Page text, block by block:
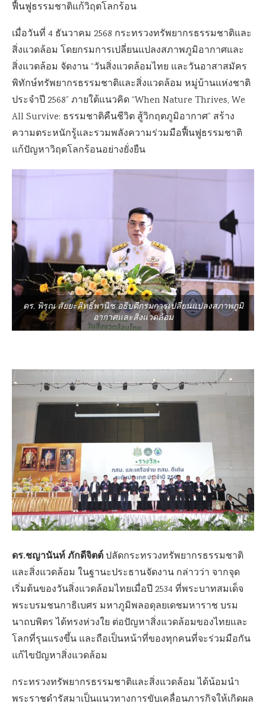
ฟื้นฟูธรรมชาติแก้วิฤตโลกร้อน
เมื่อวันที่ 4 ธันวาคม 2568 กระทรวงทรัพยากรธรรมชาติและ
สิ่งแวดล้อม โดยกรมการเปลี่ยนแปลงสภาพภูมิอากาศและ
สิ่งแวดล้อม จัดงาน “วันสิ่งแวดล้อมไทย และวันอาสาสมัคร
พิทักษ์ทรัพยากรธรรมชาติและสิ่งแวดล้อม หมู่บ้านแห่งชาติ
ประจำปี 2568” ภายใต้แนวคิด “When Nature Thrives, We
All Survive: ธรรมชาติคืนชีวิต สู้วิกฤตภูมิอากาศ” สร้าง
ความตระหนักรู้และรวมพลังความร่วมมือฟื้นฟูธรรมชาติ
แก้ปัญหาวิฤตโลกร้อนอย่างยั่งยืน
ดร. พิรุณ สัยยะสิทธิ์พานิช อธิบดีกรมการเปลี่ยนแปลงสภาพภูมิ
อากาศและสิ่งแวดล้อม
ดร.ชญานันท์ ภักดีจิตต์ปลัดกระทรวงทรัพยากรธรรมชาติ
และสิ่งแวดล้อม ในฐานะประธานจัดงาน กล่าวว่า จากจุด
เริ่มต้นของวันสิ่งแวดล้อมไทยเมื่อปี 2534 ที่พระบาทสมเด็จ
พระบรมชนกาธิเบศร มหาภูมิพลอดุลยเดชมหาราช บรม
นาถบพิตร ได้ทรงห่วงใย ต่อปัญหาสิ่งแวดล้อมของไทยและ
โลกที่รุนแรงขึ้น และถือเป็นหน้าที่ของทุกคนที่จะร่วมมือกัน
แก้ไขปัญหาสิ่งแวดล้อม
กระทรวงทรัพยากรธรรมชาติและสิ่งแวดล้อม ได้น้อมนำ
พระราชดำรัสมาเป็นแนวทางการขับเคลื่อนภารกิจให้เกิดผล